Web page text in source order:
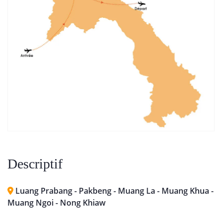
Descriptif
Luang Prabang - Pakbeng - Muang La - Muang Khua -
Muang Ngoi - Nong Khiaw